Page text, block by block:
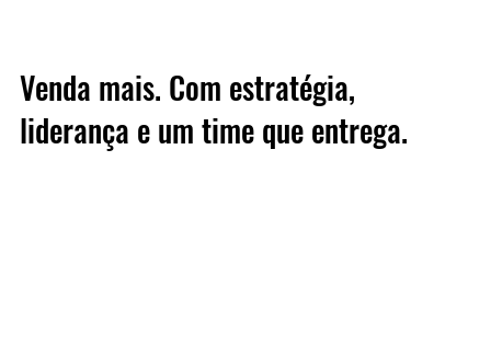
Venda mais. Com estratégia,
liderança e um time que entrega.